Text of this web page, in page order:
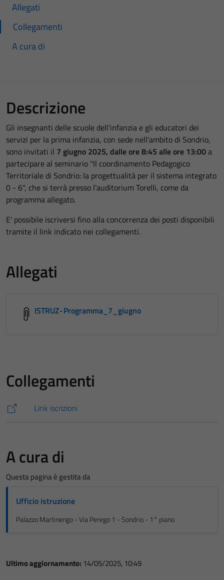
Allegati
Collegamenti
A cura di
Descrizione
Gli insegnanti delle scuole dell'infanzia e gli educatori dei
servizi per la prima infanzia, con sede nell'ambito di Sondrio,
sono invitati il 7 giugno 2025, dalle ore 8:45 alle ore 13:00a
partecipare al seminario "Il coordinamento Pedagogico
Territoriale di Sondrio: la progettualità per il sistema integrato
0 - 6", che si terrà presso l'auditorium Torelli, come da
programma allegato.
E' possibile iscriversi fino alla concorrenza dei posti disponibili
tramite il link indicato nei collegamenti.
Allegati
ISTRUZ-Programma_7_giugno
Collegamenti
Link iscrizioni
A cura di
Questa pagina è gestita da
Ufficio istruzione
Palazzo Martinengo - Via Perego 1 - Sondrio - 1° piano
Ultimo aggiornamento: 14/05/2025, 10:49